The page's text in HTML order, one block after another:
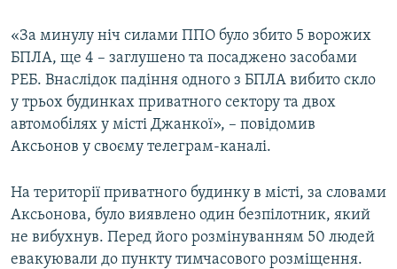
СПЕЦПРОЕКТИ
ДЕПОРТАЦІЯ
ВІДЕОУРОКИ «ELIFBE»
СВІДЧЕННЯ ОКУПАЦІЇ
ІНФОГРАФІКА
ЯК ОБІЙТИ БЛОКУВАННЯ
Русский
Qırımtatar
ДОЛУЧАЙСЯ!
«За минулу ніч силами ППО було збито 5 ворожих
БПЛА, ще 4 – заглушено та посаджено засобами
РЕБ. Внаслідок падіння одного з БПЛА вибито скло
у трьох будинках приватного сектору та двох
автомобілях у місті Джанкої», – повідомив
Аксьонов у своєму телеграм-каналі.
На території приватного будинку в місті, за словами
Аксьонова, було виявлено один безпілотник, який
не вибухнув. Перед його розмінуванням 50 людей
евакуювали до пункту тимчасового розміщення.